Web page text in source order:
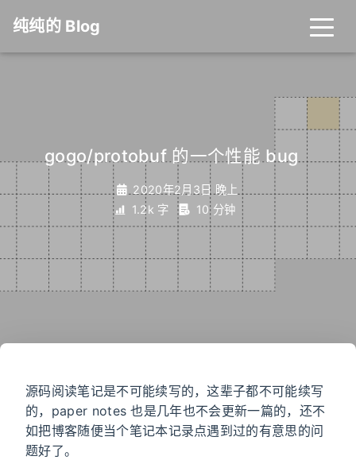
纯纯的 Blog
gogo/protobuf 的一个性能 bug _
2020年2月3日 晚上
1.2k 字
10 分钟
源码阅读笔记是不可能续写的，这辈子都不可能续写
的，paper notes 也是几年也不会更新一篇的，还不
如把博客随便当个笔记本记录点遇到过的有意思的问
题好了。